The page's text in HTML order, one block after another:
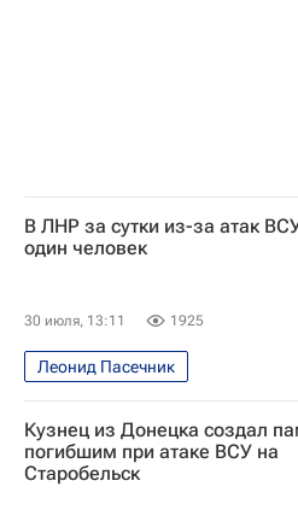
В ЛНР за сутки из-за атак
один человек
30 июля, 13:11 1925
Леонид Пасечник
Луганская Народная Республика
Происшествия
Кузнец из Донецка создал
погибшим при атаке ВСУ на
Старобельск